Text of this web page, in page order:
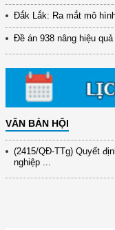
Đắk Lắk: Ra mắt mô
Đề án 938 nâng hiệu
VĂN BẢN HỘI
(12/TB-HĐKH) V/v đăng
đổi mới ...
(898/KH/ĐCT) Kế hoạch
(417/QĐ-BNNMT)
xây dựng ...
(891/KH-ĐCT) Kế hoạch
9/9/2025 của Bộ ...
(2415/QĐ-TTg) Quyết
nghiệp ...